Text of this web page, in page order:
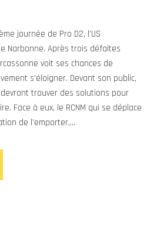
journée de Pro D2, l’US
Narbonne. Après trois défaites
voit ses chances de
s’éloigner. Devant son public,
trouver des solutions pour
Face à eux, le RCNM qui se déplace
de l’emporter,...